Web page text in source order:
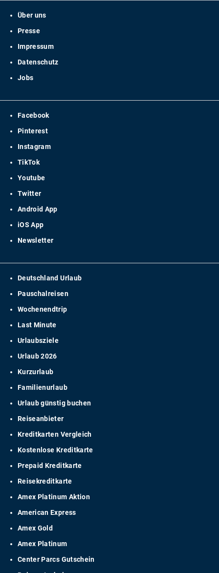
Über uns
Presse
Impressum
Datenschutz
Jobs
Facebook
Pinterest
Instagram
TikTok
Youtube
Twitter
Android App
iOS App
Newsletter
Deutschland Urlaub
Pauschalreisen
Wochenendtrip
Last Minute
Urlaubsziele
Urlaub 2026
Kurzurlaub
Familienurlaub
Urlaub günstig buchen
Reiseanbieter
Kreditkarten Vergleich
Kostenlose Kreditkarte
Prepaid Kreditkarte
Reisekreditkarte
Amex Platinum Aktion
American Express
Amex Gold
Amex Platinum
Center Parcs Gutschein